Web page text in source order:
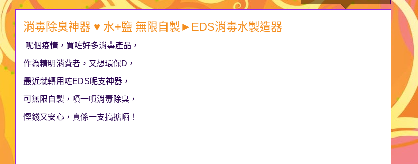
消毒除臭神器 ♥ 水+鹽 無限自製►EDS消毒水製造器
呢個疫情，買咗好多消毒產品，
作為精明消費者，又想環保D，
最近就轉用咗EDS呢支神器，
可無限自製，噴一噴消毒除臭，
慳錢又安心，真係一支搞掂晒！